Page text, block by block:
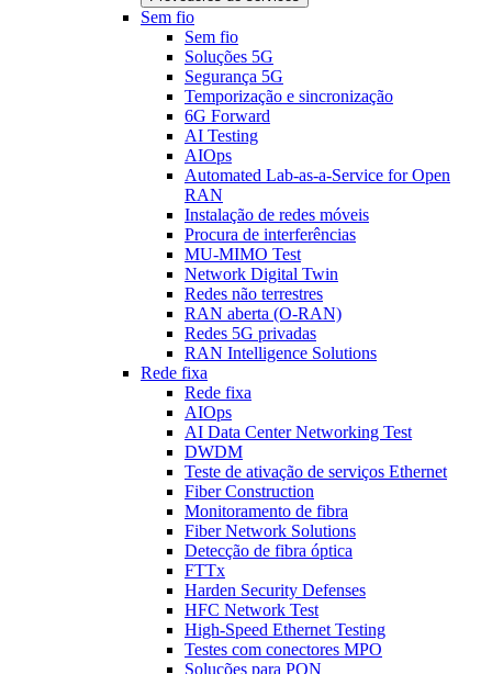
Sem fio
Sem fio
Soluções 5G
Segurança 5G
Temporização e sincronização
6G Forward
AI Testing
AIOps
Automated Lab-as-a-Service for Open
RAN
Instalação de redes móveis
Procura de interferências
MU-MIMO Test
Network Digital Twin
Redes não terrestres
RAN aberta (O-RAN)
Redes 5G privadas
RAN Intelligence Solutions
Rede fixa
Rede fixa
AIOps
AI Data Center Networking Test
DWDM
Teste de ativação de serviços Ethernet
Fiber Construction
Monitoramento de fibra
Fiber Network Solutions
Detecção de fibra óptica
FTTx
Harden Security Defenses
HFC Network Test
High-Speed Ethernet Testing
Testes com conectores MPO
Soluções para PON